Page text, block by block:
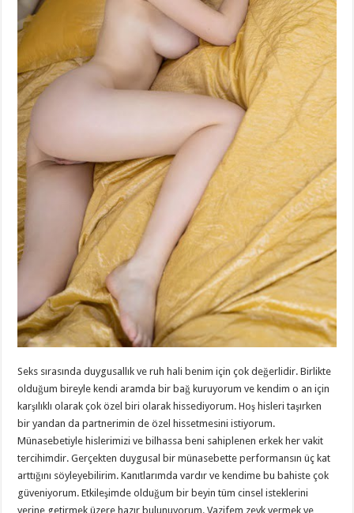
Seks sırasında duygusallık ve ruh hali benim için çok değerlidir. Birlikte
olduğum bireyle kendi aramda bir bağ kuruyorum ve kendim o an için
karşılıklı olarak çok özel biri olarak hissediyorum. Hoş hisleri taşırken
bir yandan da partnerimin de özel hissetmesini istiyorum.
Münasebetiyle hislerimizi ve bilhassa beni sahiplenen erkek her vakit
tercihimdir. Gerçekten duygusal bir münasebette performansın üç kat
arttığını söyleyebilirim. Kanıtlarımda vardır ve kendime bu bahiste çok
güveniyorum. Etkileşimde olduğum bir beyin tüm cinsel isteklerini
yerine getirmek üzere hazır bulunuyorum. Vazifem zevk vermek ve